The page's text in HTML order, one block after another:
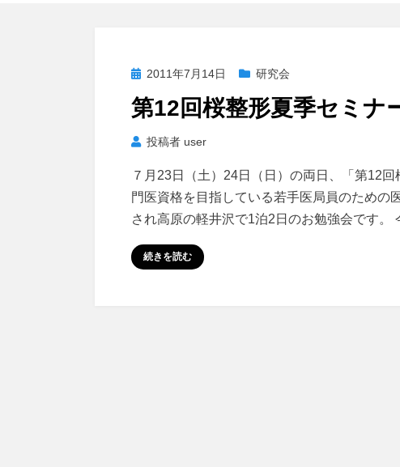
投
日:
2011年7月14日 研究会
第12回桜整形夏季セミナ
投稿者 user
７月23日（土）24日（日）の両日、「第12
門医資格を目指している若手医局員のための
され高原の軽井沢で1泊2日のお勉強会です。
続きを読む